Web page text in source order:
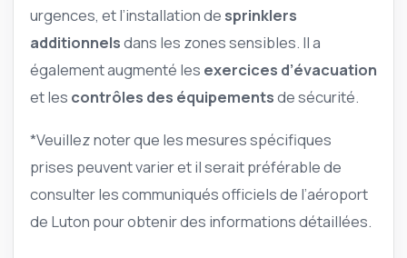
urgences, et l’installation de sprinklers
additionnelsdans les zones sensibles. Il a
également augmenté les exercices d’évacuation
et les contrôles des équipementsde sécurité.
*Veuillez noter que les mesures spécifiques
prises peuvent varier et il serait préférable de
consulter les communiqués officiels de l’aéroport
de Luton pour obtenir des informations détaillées.